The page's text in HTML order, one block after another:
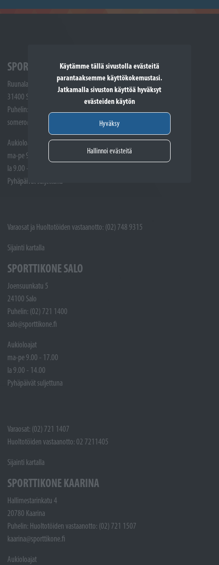
Käytämme tällä sivustolla evästeitä
parantaaksemme käyttökokemustasi.
Jatkamalla sivuston käyttöä hyväksyt
evästeiden käytön
Hyväksy
Hallinnoi evästeitä
SPORTTIKONE SOMERO
Ruunalantie 5
31400 Somero
Puhelin: (02) 748 9300
somero@sporttikone.fi
Aukioloajat
ma-pe 9.00 - 17.00
la 9.00 - 14.00
Pyhäpäivät suljettuna
Varaosat ja Huoltotöiden vastaanotto: (02) 748 9315
Sijainti kartalla
SPORTTIKONE SALO
Joensuunkatu 5
24100 Salo
Puhelin: (02) 721 1400
salo@sporttikone.fi
Aukioloajat
ma-pe 9.00 - 17.00
la 9.00 - 14.00
Pyhäpäivät suljettuna
Varaosat: (02) 721 1407
Huoltotöiden vastaanotto: 02 7211405
Sijainti kartalla
SPORTTIKONE KAARINA
Hallimestarinkatu 4
20780 Kaarina
Puhelin: Huoltotöiden vastaanotto: (02) 721 1507
kaarina@sporttikone.fi
Aukioloajat